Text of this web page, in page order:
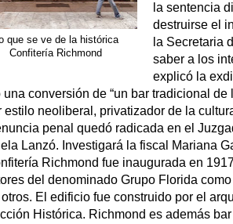
que se ve de la histórica
Confitería Richmond
la sentencia
destruirse el
la Secretaria
saber a los
explicó la
una conversión de “un bar tradicional
estilo neoliberal, privatizador de la
penal quedó radicada en el
Lanzó. Investigará la fiscal Mariana
Richmond fue inaugurada en
del denominado Grupo Florida
El edificio fue construido por el
Histórica. Richmond es además